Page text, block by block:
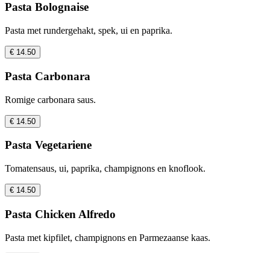
Pasta Bolognaise
Pasta met rundergehakt, spek, ui en paprika.
€ 14.50
Pasta Carbonara
Romige carbonara saus.
€ 14.50
Pasta Vegetariene
Tomatensaus, ui, paprika, champignons en knoflook.
€ 14.50
Pasta Chicken Alfredo
Pasta met kipfilet, champignons en Parmezaanse kaas.